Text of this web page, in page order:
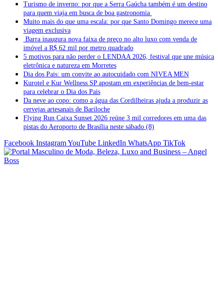
Turismo de inverno: por que a Serra Gaúcha também é um destino
para quem viaja em busca de boa gastronomia
Muito mais do que uma escala: por que Santo Domingo merece uma
viagem exclusiva
Barra inaugura nova faixa de preço no alto luxo com venda de
imóvel a R$ 62 mil por metro quadrado
5 motivos para não perder o LENDAA 2026, festival que une música
eletrônica e natureza em Morretes
Dia dos Pais: um convite ao autocuidado com NIVEA MEN
Kurotel e Kur Wellness SP apostam em experiências de bem-estar
para celebrar o Dia dos Pais
Da neve ao copo: como a água das Cordilheiras ajuda a produzir as
cervejas artesanais de Bariloche
Flying Run Caixa Sunset 2026 reúne 3 mil corredores em uma das
pistas do Aeroporto de Brasília neste sábado (8)
Facebook InstagramYouTube LinkedIn WhatsApp TikTok